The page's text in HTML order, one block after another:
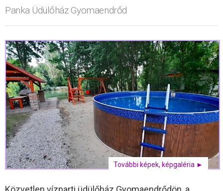
Panka Üdülőház Gyomaendrőd
További képek, képgaléria ►